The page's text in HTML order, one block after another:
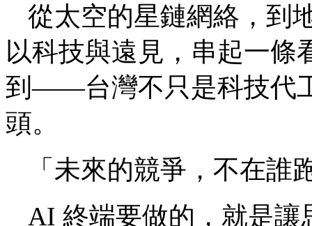
從太空的星鏈網絡，到
以科技與遠見，串起一條
到——台灣不只是科技代
頭。
「未來的競爭，不在
AI 終端要做的，就是讓